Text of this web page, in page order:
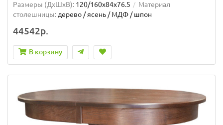
Размеры (ДхШxВ): 120/160х84х76.5
Материал
столешницы: дерево / ясень / МДФ / шпон
44542р.
В корзину